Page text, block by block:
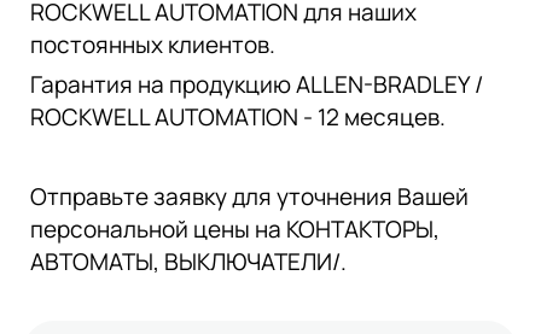
ROCKWELL AUTOMATION для наших
постоянных клиентов.
Гарантия на продукцию ALLEN-BRADLEY /
ROCKWELL AUTOMATION - 12 месяцев.
Отправьте заявку для уточнения Вашей
персональной цены на КОНТАКТОРЫ,
АВТОМАТЫ, ВЫКЛЮЧАТЕЛИ/.